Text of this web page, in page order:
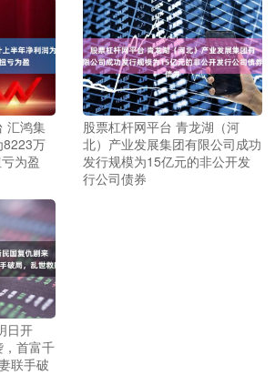
汇鸿集
8223万
为盈
股票杠杆网平台 青龙湖（河
北）产业发展集团有限公司成功
发行规模为15亿元的非公开发
行公司债券
日开
首富千
联手破